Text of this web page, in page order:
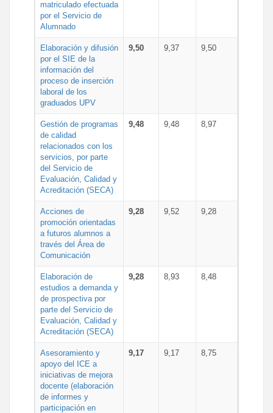
matriculado efectuada
por el Servicio de
Alumnado
Elaboración y difusión
por el SIE de la
información del
proceso de inserción
laboral de los
graduados UPV
9,50 9,37 9,50
Gestión de programas
de calidad
relacionados con los
servicios, por parte
del Servicio de
Evaluación, Calidad y
Acreditación (SECA)
9,48 9,48 8,97
Acciones de
promoción orientadas
a futuros alumnos a
través del Área de
Comunicación
9,28 9,52 9,28
Elaboración de
estudios a demanda y
de prospectiva por
parte del Servicio de
Evaluación, Calidad y
Acreditación (SECA)
9,28 8,93 8,48
Asesoramiento y
apoyo del ICE a
iniciativas de mejora
docente (elaboración
de informes y
participación en
9,17 9,17 8,75